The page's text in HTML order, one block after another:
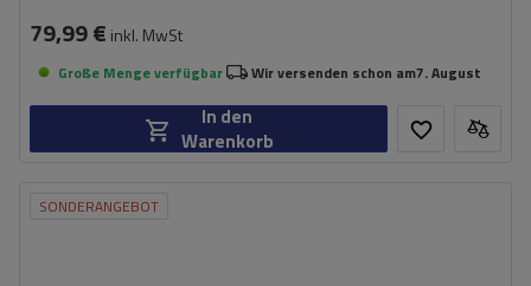
79,99 € inkl. MwSt
Große Menge verfügbar Wir versenden schon am7. August
In den
Warenkorb
SONDERANGEBOT